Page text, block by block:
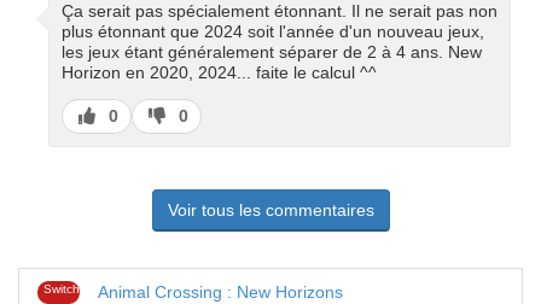
Ça serait pas spécialement étonnant. Il ne serait pas non
plus étonnant que 2024 soit l'année d'un nouveau jeux,
les jeux étant généralement séparer de 2 à 4 ans. New
Horizon en 2020, 2024... faite le calcul ^^
J’aime
0
J’aime
pas
0
Voir tous les commentaires
Switch Animal Crossing : New Horizons